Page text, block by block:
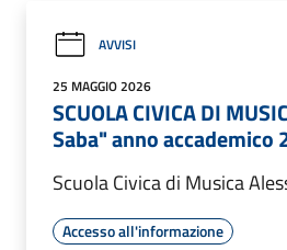
AVVISI
25 MAGGIO 2026
SCUOLA CIVICA DI
Saba" anno accademico
Scuola Civica di Musica
Accesso all'informazione